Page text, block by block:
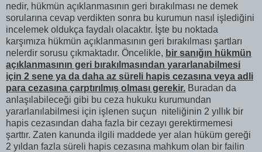
nedir, hükmün açıklanmasının geri bırakılması ne demek
sorularına cevap verdikten sonra bu kurumun nasıl işlediğini
incelemek oldukça faydalı olacaktır. İşte bu noktada
karşımıza hükmün açıklanmasının geri bırakılması şartları
nelerdir sorusu çıkmaktadır. Öncelikle, bir sanığın hükmün
açıklanmasının geri bırakılmasından yararlanabilmesi
için 2 sene ya da daha az süreli hapis cezasına veya adli
para cezasına çarptırılmış olması gerekir. Buradan da
anlaşılabileceği gibi bu ceza hukuku kurumundan
yararlanılabilmesi için işlenen suçun niteliğinin 2 yıllık bir
hapis cezasından daha fazla bir cezayı gerektirmemesi
şarttır. Zaten kanunda ilgili maddede yer alan hüküm gereği
2 yıldan fazla süreli hapis cezasına mahkum olan bir failin